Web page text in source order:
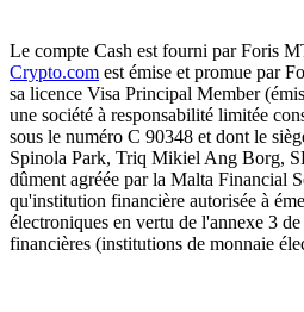
Le compte Cash est fourni par Foris
Crypto.com est émise et promue par
sa licence Visa Principal Member
une société à responsabilité limitée
sous le numéro C 90348 et dont le
Spinola Park, Triq Mikiel Ang Borg,
dûment agréée par la Malta Financial
qu'institution financière autorisée à
électroniques en vertu de l'annexe 3
financières (institutions de monnaie